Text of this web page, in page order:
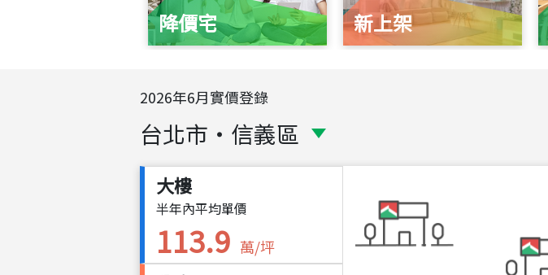
降價宅 新上架
2026年6月實價登錄
台北市 ・ 信義區
大樓
半年內平均單價
113.9 萬/坪